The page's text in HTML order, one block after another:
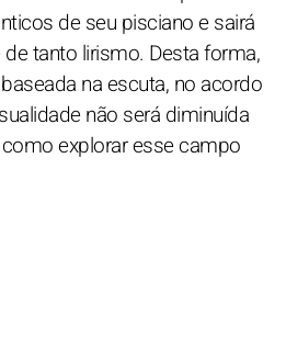
de seu pisciano e sairá
tanto lirismo. Desta forma,
na escuta, no acordo
não será diminuída
explorar esse campo